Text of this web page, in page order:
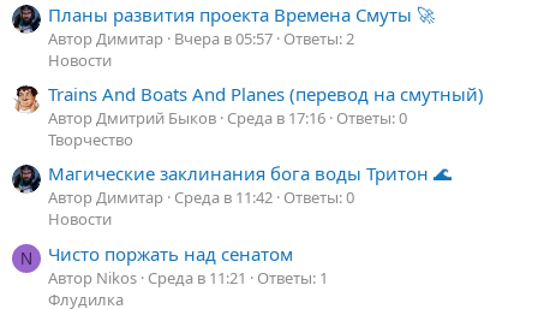
Планы развития проекта Времена Смуты 🚀
Автор Димитар Вчера в 05:57 Ответы: 2
Новости
Trains And Boats And Planes (перевод на смутный)
Автор Дмитрий Быков Среда в 17:16 Ответы: 0
Творчество
Магические заклинания бога воды Тритон 🌊
Автор Димитар Среда в 11:42 Ответы: 0
Новости
N Чисто поржать над сенатом
Автор Nikos Среда в 11:21
Ответы: 1
Флудилка